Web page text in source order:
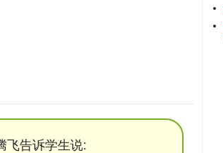
飞告诉学生说: